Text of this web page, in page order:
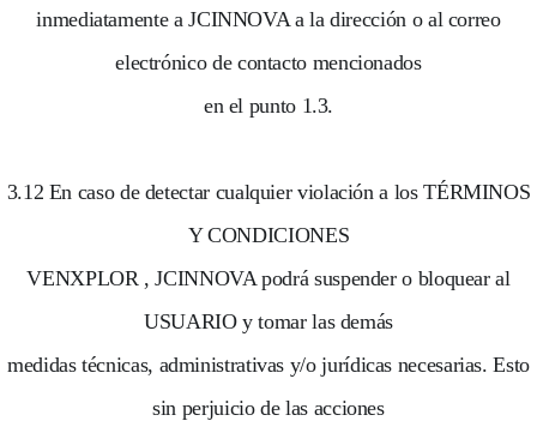
inmediatamente a JCINNOVA a la dirección o al correo
electrónico de contacto mencionados
en el punto 1.3.
3.12 En caso de detectar cualquier violación a los TÉRMINOS
Y CONDICIONES
VENXPLOR , JCINNOVA podrá suspender o bloquear al
USUARIO y tomar las demás
medidas técnicas, administrativas y/o jurídicas necesarias. Esto
sin perjuicio de las acciones